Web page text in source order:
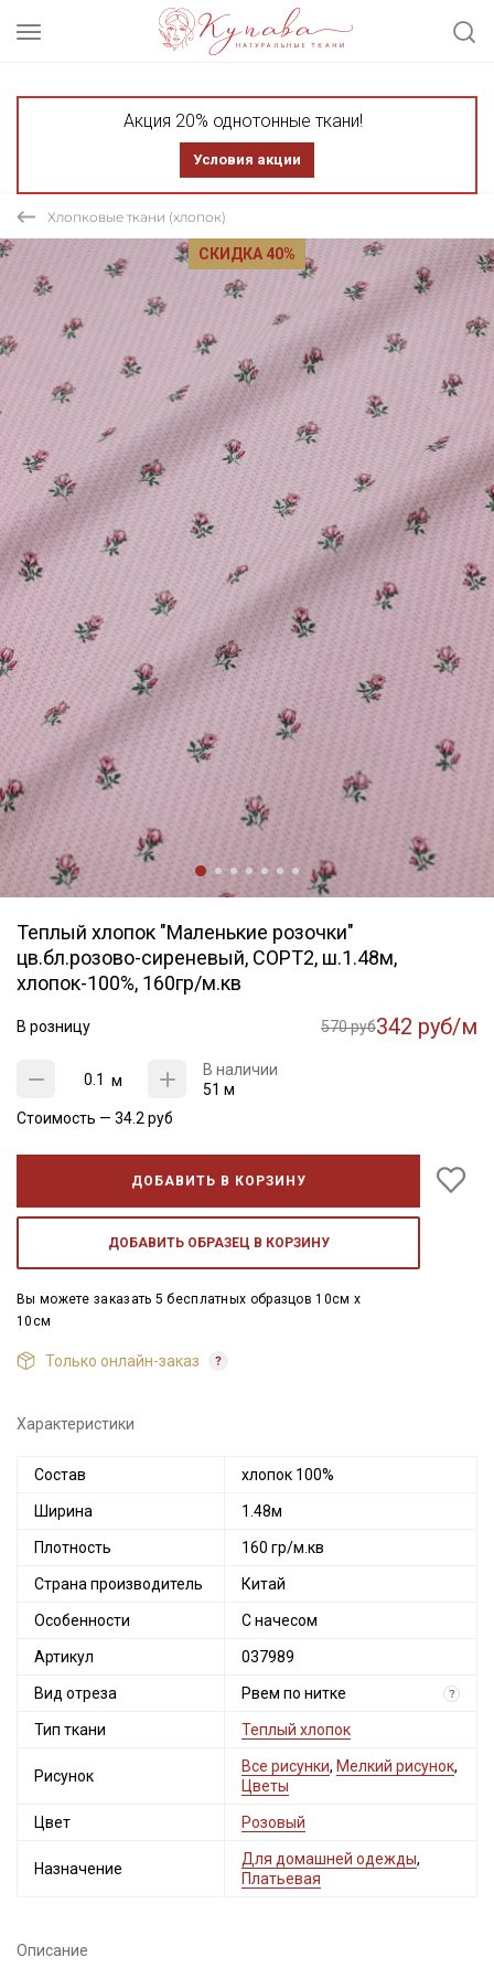
Акция 20% однотонные ткани!
Условия акции
Хлопковые ткани (хлопок)
СКИДКА 40%
Теплый хлопок "Маленькие розочки"
цв.бл.розово-сиреневый, СОРТ2, ш.1.48м,
хлопок-100%, 160гр/м.кв
В розницу 570 руб342 руб/м
м
В наличии
51 м
Стоимость — 34.2 руб
ДОБАВИТЬ В КОРЗИНУ
ДОБАВИТЬ ОБРАЗЕЦ В КОРЗИНУ
Вы можете заказать 5 бесплатных образцов 10см x
10см
Только онлайн-заказ
Характеристики
Состав хлопок 100%
Ширина 1.48м
Плотность 160 гр/м.кв
Страна производитель Китай
Особенности С начесом
Артикул 037989
Вид отреза Рвем по нитке ?
Тип ткани Теплый хлопок
Рисунок
Все рисунки, Мелкий рисунок,
Цветы
Цвет Розовый
Назначение
Для домашней одежды,
Платьевая
Описание